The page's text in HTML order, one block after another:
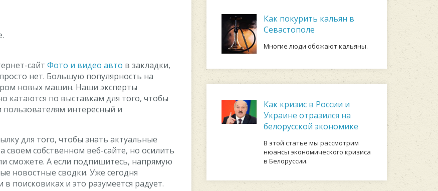
сайт Фото и видео авто в закладки,
нет. Большую популярность на
новых машин. Наши эксперты
по выставкам для того, чтобы
интересный и
для того, чтобы знать актуальные
собственном веб-сайте, но осилить
сможете. А если подпишитесь, напрямую
новостные сводки. Уже сегодня
поисковиках и это разумеется радует.
Как покурить кальян в
Севастополе
Многие люди обожают кальяны.
Как кризис в России и
Украине отразился на
белорусской экономике
В этой статье мы рассмотрим
нюансы экономического кризиса
в Белоруссии.